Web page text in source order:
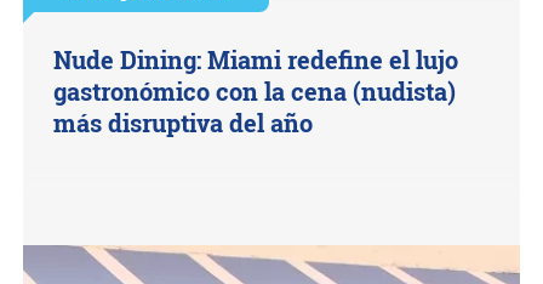
Nude Dining: Miami redefine el lujo
gastronómico con la cena (nudista)
más disruptiva del año